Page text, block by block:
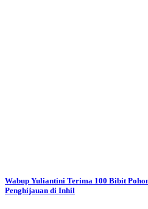
Wabup Yuliantini Terima 100 Bibit
Penghijauan di Inhil